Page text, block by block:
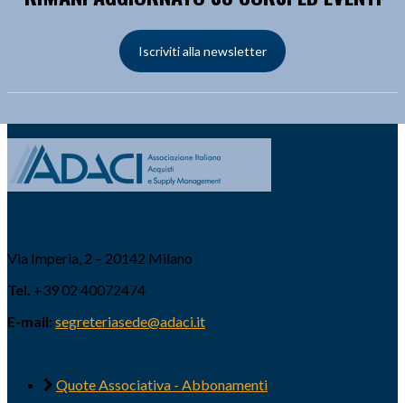
Iscriviti alla newsletter
Via Imperia, 2 – 20142 Milano
Tel. +39 02 40072474
E-mail: segreteriasede@adaci.it
Quote Associativa - Abbonamenti